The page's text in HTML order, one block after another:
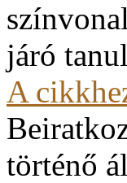
járó
A
történő